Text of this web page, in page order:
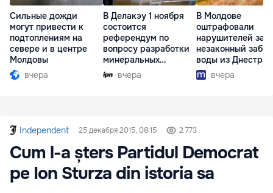
Сильные дожди
могут привести к
подтоплениям на
севере и в центре
Молдовы
вчера
В Делакэу 1 ноября
состоится
референдум по
вопросу разработки
минеральных
ресурсов
вчера
В Молдове
оштрафовали
нарушителей за
незаконный забор
воды из Днестра
вчера
Independent 25 декабря 2015, 08:15 2 773
Cum l-a șters Partidul Democrat
pe Ion Sturza din istoria sa